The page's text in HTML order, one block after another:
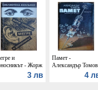
и
- Жорж
3 лв
Памет -
Александър Томов
4